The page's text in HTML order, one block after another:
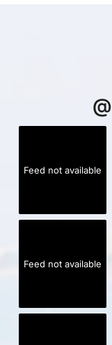
@
Feed not available
Feed not available